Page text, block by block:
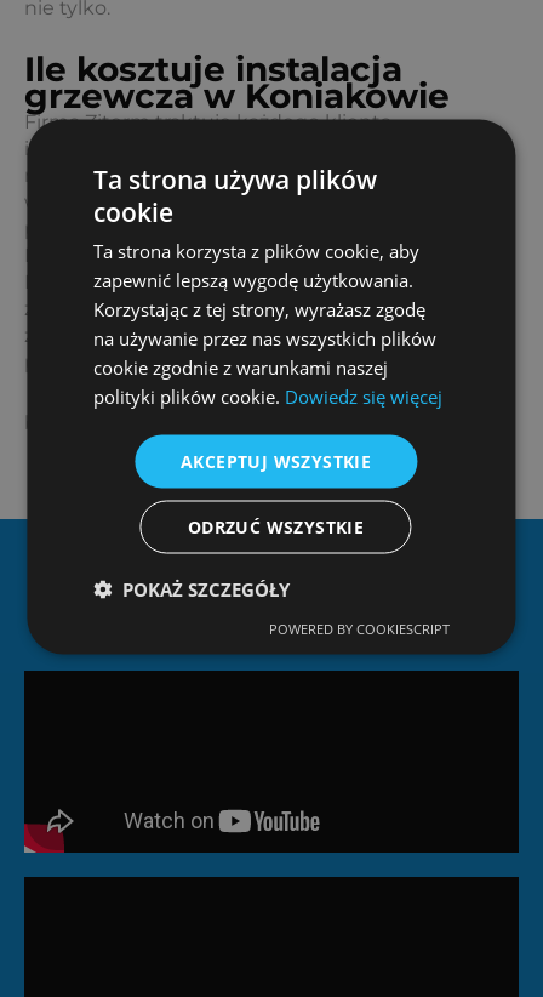
nie tylko.
Ile kosztuje instalacja
grzewcza w Koniakowie
Firma Ziterm traktuje każdego klienta
indywidualnie, stąd koszt jest uzależniony od
rodzaju instalacji, powierzchni, na jakiej ma być
wykonana oraz możliwości, jakie oferuje miejsce
przewidywanego montażu.
Koniaków to miasto, gdzie mieszkasz? Świetnie!
Napisz lub zadzwoń do nas, a nasi konsultanci
zaproponują różne możliwości, jakie mogą
zagwarantować oczekiwaną efektywność przez
poszczególne instalacje grzewcze.
Dlaczego Ziterm?
Ta strona używa plików
cookie
Ta strona korzysta z plików cookie, aby
zapewnić lepszą wygodę użytkowania.
Korzystając z tej strony, wyrażasz zgodę
na używanie przez nas wszystkich plików
cookie zgodnie z warunkami naszej
polityki plików cookie. Dowiedz się więcej
AKCEPTUJ WSZYSTKIE
ODRZUĆ WSZYSTKIE
POKAŻ SZCZEGÓŁY
POWERED BY COOKIESCRIPT